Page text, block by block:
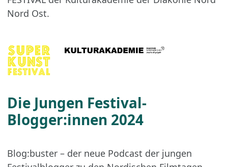
Nord Ost.
Die Jungen Festival-
Blogger:innen 2024
Blog:buster – der neue Podcast der jungen